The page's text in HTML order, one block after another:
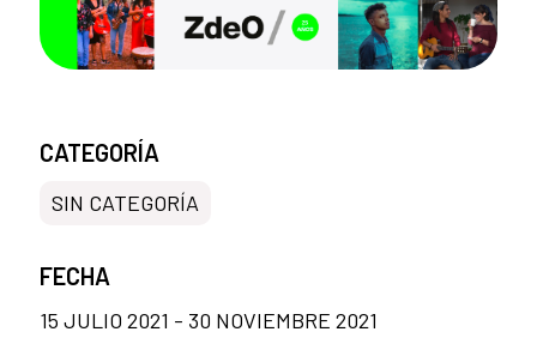
CATEGORÍA
SIN CATEGORÍA
FECHA
15 JULIO 2021 - 30 NOVIEMBRE 2021